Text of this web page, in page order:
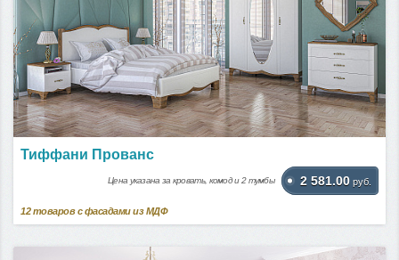
Тиффани Прованс
Цена указана за кровать, комод и 2 тумбы 2 581.00 руб.
12 товаров с фасадами из МДФ